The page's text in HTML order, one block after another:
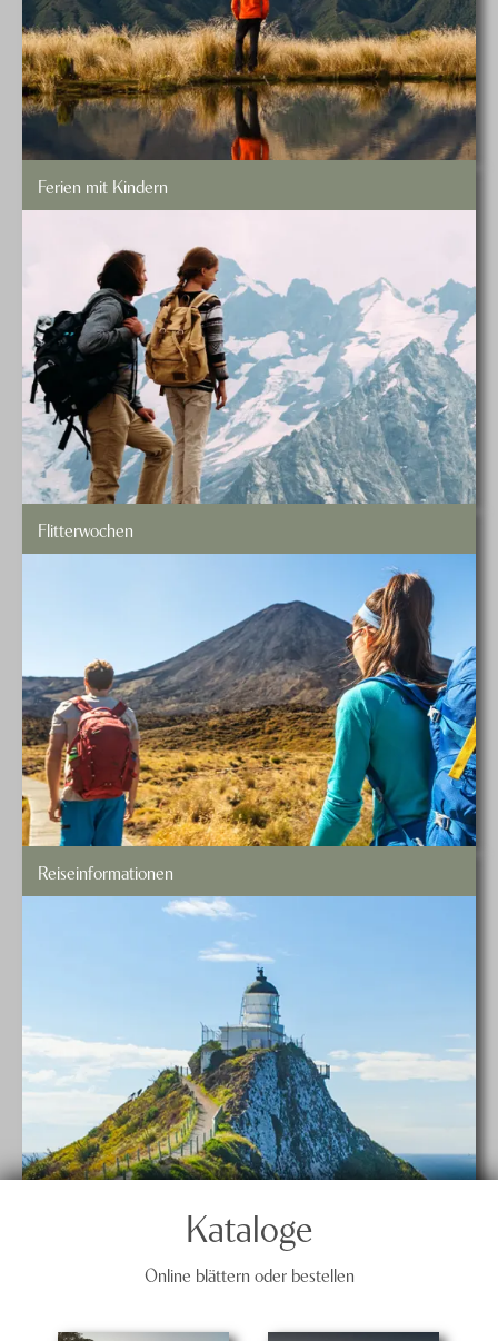
Ferien mit Kindern
Flitterwochen
Reiseinformationen
Kataloge
Online blättern oder bestellen